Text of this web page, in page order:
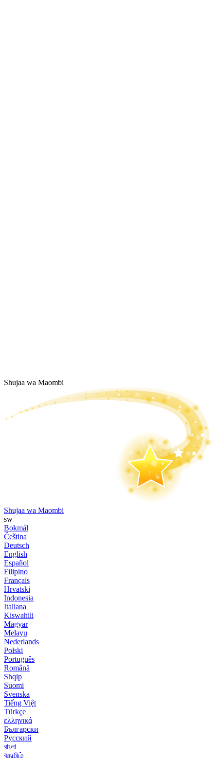
Shujaa wa Maombi
Shujaa wa Maombi
sw
Bokmål
Čeština
Deutsch
English
Español
Filipino
Français
Hrvatski
Indonesia
Italiana
Kiswahili
Magyar
Melayu
Nederlands
Polski
Português
Română
Shqip
Suomi
Svenska
Tiếng Việt
Türkçe
ελληνικά
Български
Русский
বাংলা
বதமிழ்